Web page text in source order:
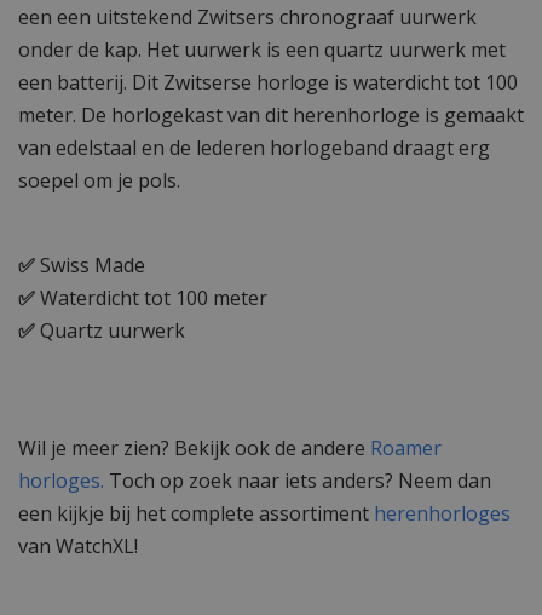
een een uitstekend Zwitsers chronograaf uurwerk
onder de kap. Het uurwerk is een quartz uurwerk met
een batterij. Dit Zwitserse horloge is waterdicht tot 100
meter. De horlogekast van dit herenhorloge is gemaakt
van edelstaal en de lederen horlogeband draagt erg
soepel om je pols.
✅ Swiss Made
✅Waterdicht tot 100 meter
✅Quartz uurwerk
Wil je meer zien? Bekijk ook de andere Roamer
horloges. Toch op zoek naar iets anders? Neem dan
een kijkje bij het complete assortiment herenhorloges
van WatchXL!